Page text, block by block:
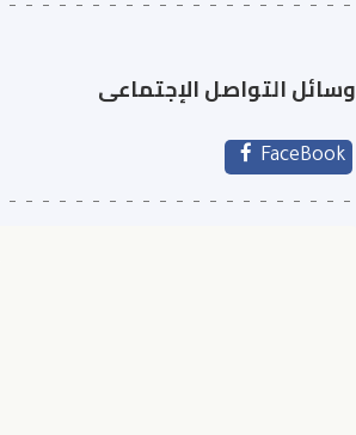
وسائل التواصل الإجتماعى
FaceBook